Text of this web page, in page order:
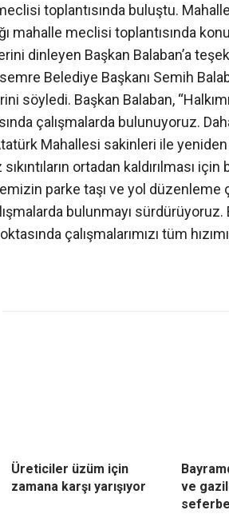
toplantısında buluştu.
mahalle meclisi toplantısında
dinleyen Başkan Balaban’a
Belediye Başkanı Semih
söyledi. Başkan Balaban,
çalışmalarda bulunuyoruz.
Mahallesi sakinleri ile
ortadan kaldırılması
parke taşı ve yol düzenleme
bulunmayı
çalışmalarımızı tüm
Üreticiler üzüm için
zamana karşı yarışıyor
ve